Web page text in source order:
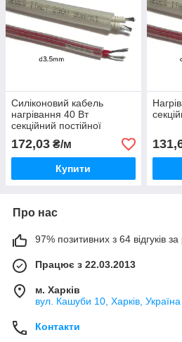
Силіконовий кабель
нагрівання 40 Вт
секційний постійної
потужності Sedes 5х7мм
172,03 ₴/м
Купити
Про нас
97% позитивних з 64 відгуків за
Працює з 22.03.2013
м. Харків
вул. Кашуби 10, Харків, Україна
Контакти